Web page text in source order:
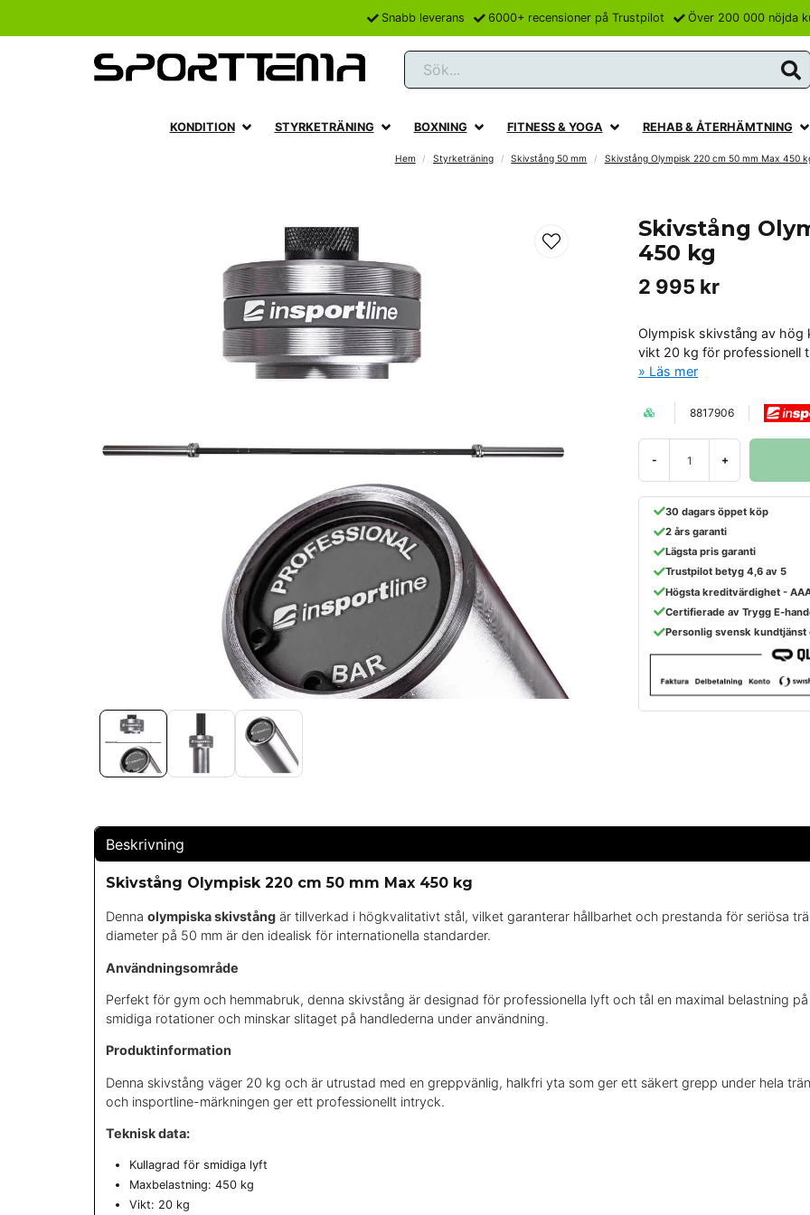
Snabb leverans 6000+ recensioner på Trustpilot Över 200 000 nöjda
Sök...
KONDITION STYRKETRÄNING BOXNING FITNESS & YOGA REHAB & ÅTERHÄMTNING
Hem Styrketräning Skivstång 50 mm Skivstång Olympisk 220 cm 50 mm Max 450
Skivstång
450 kg
2 995 kr
Olympisk skivstång av hög
vikt 20 kg för professionell
Läs mer
8817906
- +
30 dagars öppet köp
2 års garanti
Lägsta pris garanti
Trustpilot betyg 4,6 av 5
Högsta kreditvärdighet -
Certifierade av Trygg E-
Personlig svensk
Beskrivning
Skivstång Olympisk 220 cm 50 mm Max 450 kg
Denna olympiska skivstång är tillverkad i högkvalitativt stål, vilket garanterar hållbarhet och prestanda för seriösa
diameter på 50 mm är den idealisk för internationella standarder.
Användningsområde
Perfekt för gym och hemmabruk, denna skivstång är designad för professionella lyft och tål en maximal belastning
smidiga rotationer och minskar slitaget på handlederna under användning.
Produktinformation
Denna skivstång väger 20 kg och är utrustad med en greppvänlig, halkfri yta som ger ett säkert grepp under hela
och insportline-märkningen ger ett professionellt intryck.
Teknisk data:
Kullagrad för smidiga lyft
Maxbelastning: 450 kg
Vikt: 20 kg